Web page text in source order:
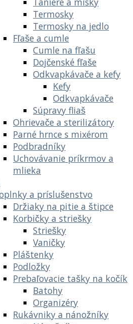
Termosky
Termosky na jedlo
Fľaše a cumle
Cumle na fľašu
Dojčenské fľaše
Odkvapkávače a kefy
Kefy
Odkvapkávače
Súpravy fliaš
Ohrievače a sterilizátory
Parné hrnce s mixérom
Podbradníky
Uchovávanie príkrmov a
mlieka
a príslušenstvo
Držiaky na pitie a štipce
Korbičky a striešky
Striešky
Vaničky
Pláštenky
Podložky
Prebaľovacie tašky na kočík
Batohy
Organizéry
Rukávniky a nánožníky